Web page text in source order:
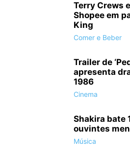
Terry Crews
Shopee em
King
Comer e Beber
Trailer de
apresenta
1986
Cinema
Shakira bate
ouvintes
Música